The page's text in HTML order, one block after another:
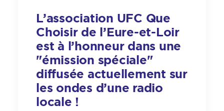
L’association UFC Que
Choisir de l’Eure-et-Loir
est à l’honneur dans une
"émission spéciale"
diffusée actuellement sur
les ondes d’une radio
locale !